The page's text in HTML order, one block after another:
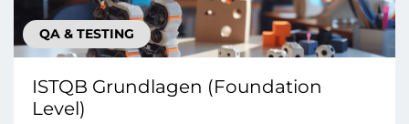
QA & TESTING
ISTQB Grundlagen (Foundation
Level)